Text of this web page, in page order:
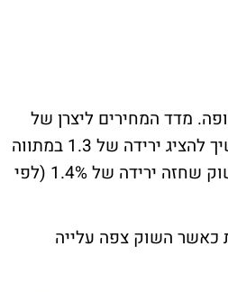
מדד המחירים ליצרן של
גרמניה, נותר באותה הרמה בחודש יולי. בתוך כך, המדד בחודש יולי ממשיך להציג ירידה של 1.3 במתווה
שנתי. אמנם זוהי ירידה משמעותית, אך היא הייתה נמוכה מהצפי של השוק שחזה ירידה של 1.4% (לפי
יולי עלו ב-0.1%. עלייה מאכזבת כאשר השוק צפה עלייה